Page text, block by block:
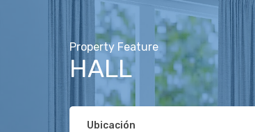
Property Feature
HALL
Ubicación